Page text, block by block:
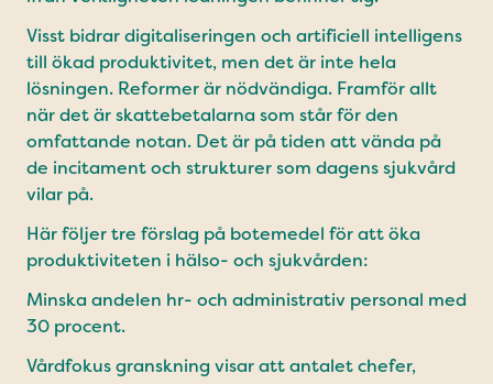
Visst bidrar digitaliseringen och artificiell intelligens
till ökad produktivitet, men det är inte hela
lösningen. Reformer är nödvändiga. Framför allt
när det är skatte­betalarna som står för den
omfattande notan. Det är på tiden att vända på
de incitament och strukturer som dagens sjukvård
vilar på.
Här följer tre förslag på botemedel för att öka
produktiviteten i hälso- och sjukvården:
Minska andelen hr- och administrativ personal med
30 procent.
Vårdfokus granskning visar att antalet chefer,